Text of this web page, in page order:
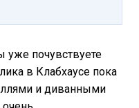
уже почувствуете
в Клабхаусе пока
и диванными